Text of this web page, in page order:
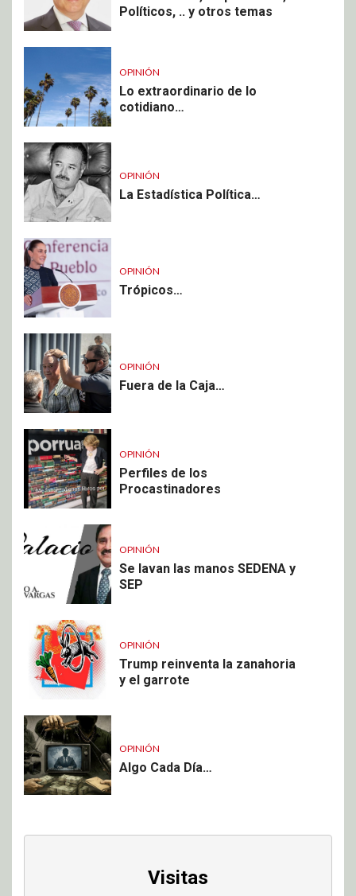
Políticos, .. y otros temas
OPINIÓN
Lo extraordinario de lo
cotidiano…
OPINIÓN
La Estadística Política…
OPINIÓN
Trópicos…
OPINIÓN
Fuera de la Caja…
OPINIÓN
Perfiles de los
Procastinadores
OPINIÓN
Se lavan las manos SEDENA y
SEP
OPINIÓN
Trump reinventa la zanahoria
y el garrote
OPINIÓN
Algo Cada Día…
Visitas